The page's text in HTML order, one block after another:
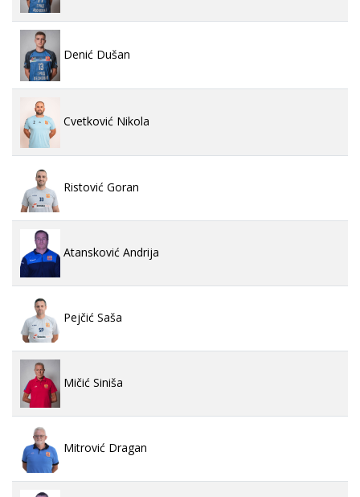
Denić Dušan
Cvetković Nikola
Ristović Goran
Atansković Andrija
Pejčić Saša
Mičić Siniša
Mitrović Dragan